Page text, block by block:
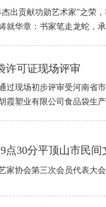
出贡献功勋艺术家”之荣
就华章：书家笔走龙蛇，
许可证现场评审
过现场初步评审受河南省
霞塑业有限公司食品袋生
点30分平顶山市民间
家协会第三次会员代表大